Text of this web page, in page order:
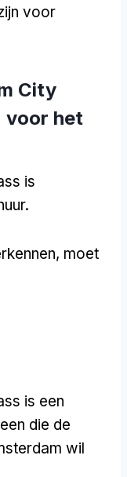
voor
City
voor het
is
moet
is een
die de
wil